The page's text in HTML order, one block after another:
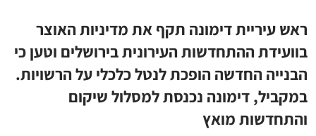
ראש עיריית דימונה תקף את מדיניות האוצר
בוועידת ההתחדשות העירונית בירושלים וטען כי
הבנייה החדשה הופכת לנטל כלכלי על הרשויות.
במקביל, דימונה נכנסת למסלול שיקום
והתחדשות מואץ